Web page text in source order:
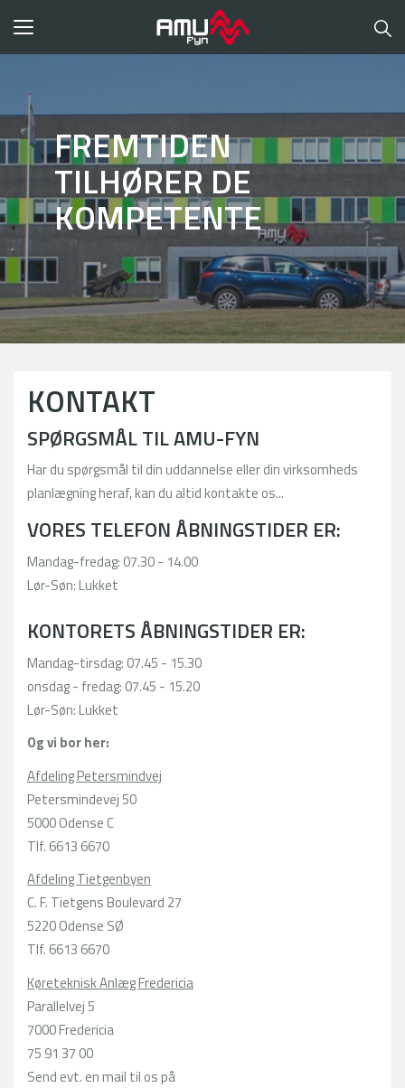
Toggle
FREMTIDEN
TILHØRER DE
KOMPETENTE
KONTAKT
SPØRGSMÅL TIL AMU-FYN
Har du spørgsmål til din uddannelse eller din virksomheds
planlægning heraf, kan du altid kontakte os...
VORES TELEFON ÅBNINGSTIDER ER:
Mandag-fredag: 07.30 - 14.00
Lør-Søn: Lukket
KONTORETS ÅBNINGSTIDER ER:
Mandag-tirsdag: 07.45 - 15.30
onsdag - fredag: 07.45 - 15.20
Lør-Søn: Lukket
Og vi bor her:
Afdeling Petersmindvej
Petersmindevej 50
5000 Odense C
Tlf. 6613 6670
Afdeling Tietgenbyen
C. F. Tietgens Boulevard 27
5220 Odense SØ
Tlf. 6613 6670
Køreteknisk Anlæg Fredericia
Parallelvej 5
7000 Fredericia
75 91 37 00
Send evt. en mail til os på